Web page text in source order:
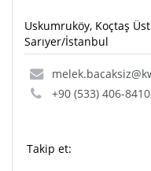
Uskumruköy, Koçtaş
Sarıyer/İstanbul
+90 (533) 406-8410
Takip et: